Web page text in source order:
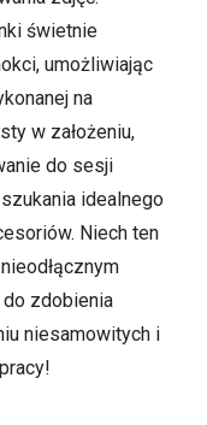
świetnie
umożliwiając
na
w założeniu,
do sesji
idealnego
Niech ten
zdobienia
niesamowitych i